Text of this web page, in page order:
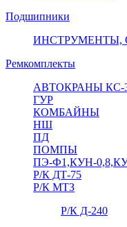
Подшипники
ИНСТРУМЕНТЫ,
Ремкомплекты
АВТОКРАНЫ КС-
ГУР
КОМБАЙНЫ
НШ
ПД
ПОМПЫ
ПЭ-Ф1,КУН-
Р/К ДТ-75
Р/К МТЗ
Р/К Д-240